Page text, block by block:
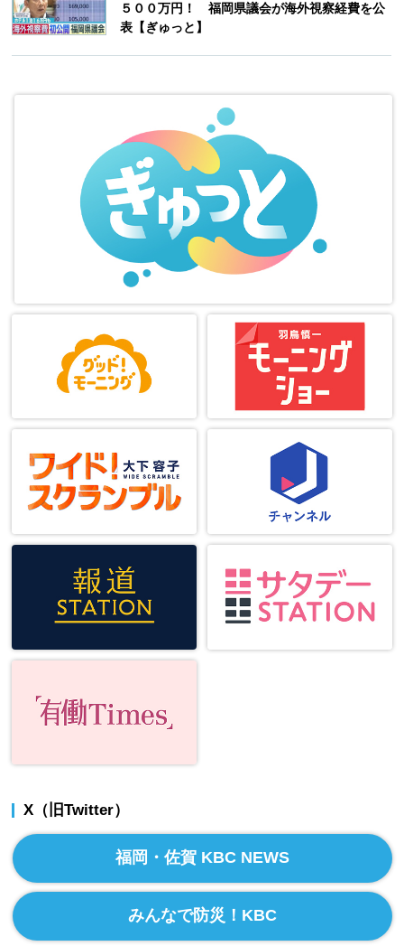
５００万円！ 福岡県議会が海外視察経費を公
表【ぎゅっと】
X（旧Twitter）
福岡・佐賀 KBC NEWS
みんなで防災！KBC